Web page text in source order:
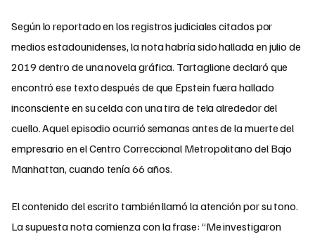
Según lo reportado en los registros judiciales citados por
medios estadounidenses, la nota habría sido hallada en julio de
2019 dentro de una novela gráfica. Tartaglione declaró que
encontró ese texto después de que Epstein fuera hallado
inconsciente en su celda con una tira de tela alrededor del
cuello. Aquel episodio ocurrió semanas antes de la muerte del
empresario en el Centro Correccional Metropolitano del Bajo
Manhattan, cuando tenía 66 años.
El contenido del escrito también llamó la atención por su tono.
La supuesta nota comienza con la frase: “Me investigaron